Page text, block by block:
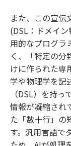
また、この宣
(DSL：ドメイ
用的なプログラ
く、「特定の分
けに作られた専
学や物理学を記
（DSL）を持
情報が凝縮され
た「数十行」の
す。汎用言語で